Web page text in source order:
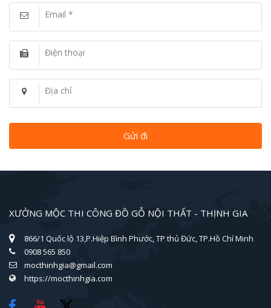
Email *
Điện thoại
Địa chỉ
XƯỞNG MỘC THI CÔNG ĐỒ GỖ NỘI THẤT - THỊNH GIA
866/1 Quốc lộ 13,P.Hiệp Bình Phước, TP thủ Đức, TP.Hồ Chí Minh
0908 565 850
mocthinhgia@gmail.com
https://mocthinhgia.com